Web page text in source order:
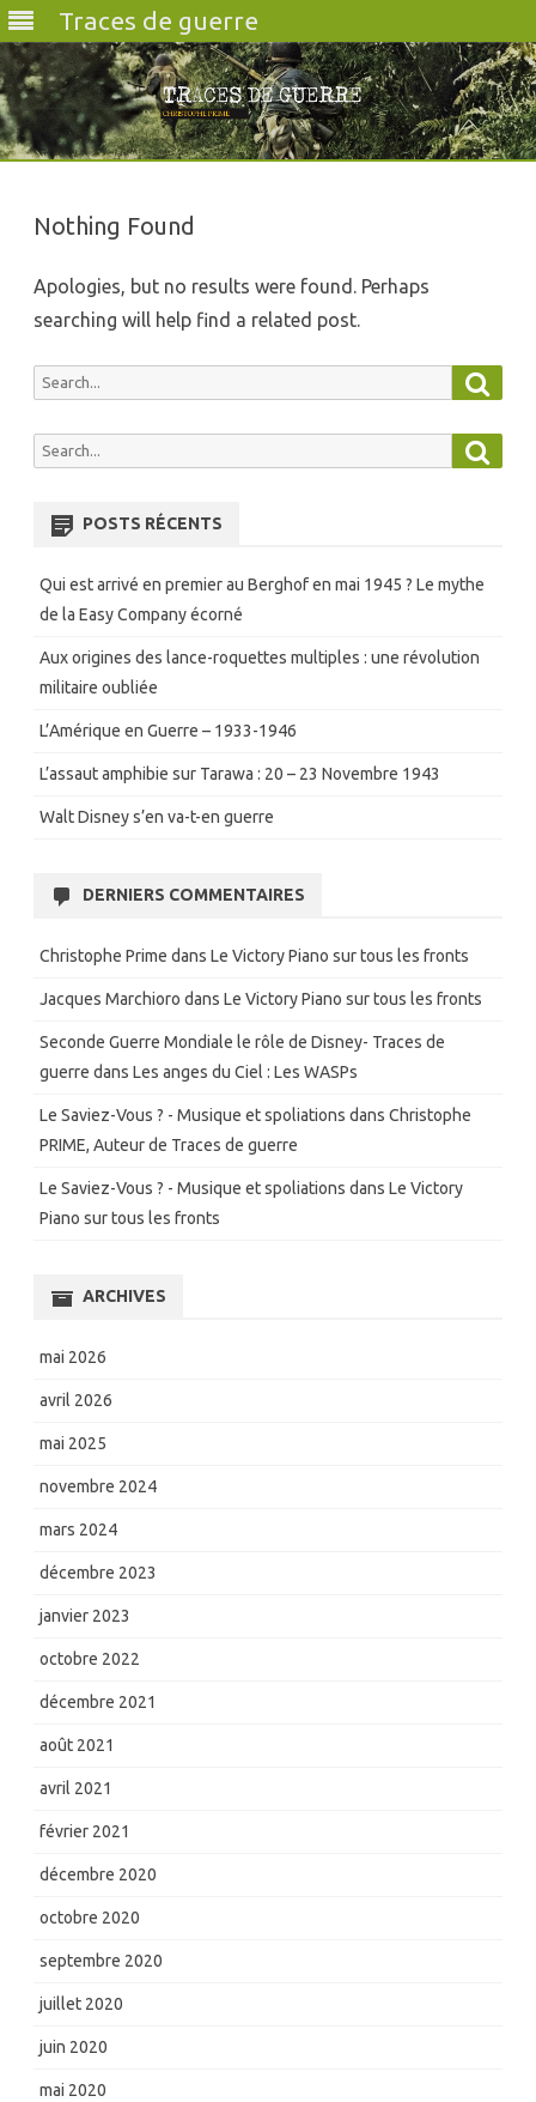
Traces de guerre
Nothing Found
Apologies, but no results were found. Perhaps
searching will help find a related post.
Search
Search
POSTS RÉCENTS
Qui est arrivé en premier au Berghof en mai 1945 ? Le mythe
de la Easy Company écorné
Aux origines des lance-roquettes multiples : une révolution
militaire oubliée
L’Amérique en Guerre – 1933-1946
L’assaut amphibie sur Tarawa : 20 – 23 Novembre 1943
Walt Disney s’en va-t-en guerre
DERNIERS COMMENTAIRES
Christophe Prime dans Le Victory Piano sur tous les fronts
Jacques Marchioro dans Le Victory Piano sur tous les fronts
Seconde Guerre Mondiale le rôle de Disney- Traces de
guerre dans Les anges du Ciel : Les WASPs
Le Saviez-Vous ? - Musique et spoliations dans Christophe
PRIME, Auteur de Traces de guerre
Le Saviez-Vous ? - Musique et spoliations dans Le Victory
Piano sur tous les fronts
ARCHIVES
mai 2026
avril 2026
mai 2025
novembre 2024
mars 2024
décembre 2023
janvier 2023
octobre 2022
décembre 2021
août 2021
avril 2021
février 2021
décembre 2020
octobre 2020
septembre 2020
juillet 2020
juin 2020
mai 2020